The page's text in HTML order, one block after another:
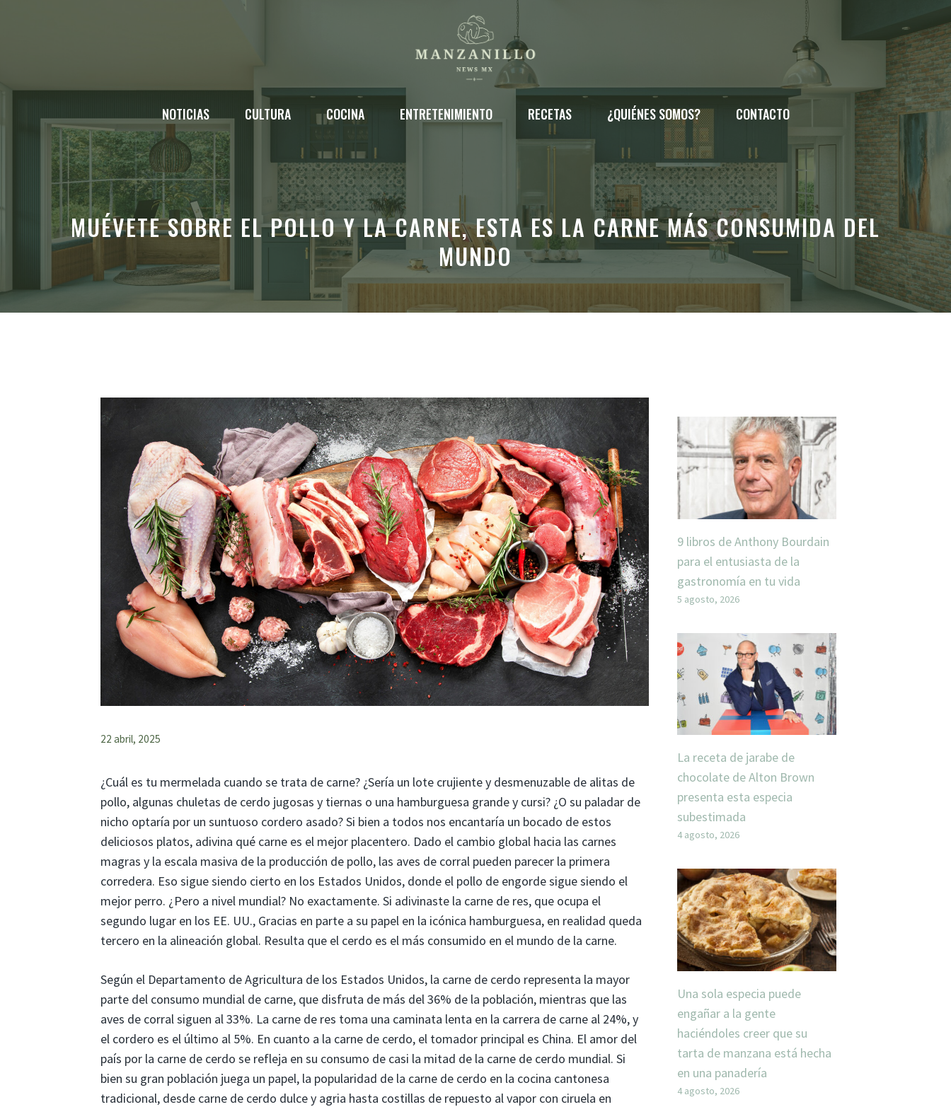
NOTICIAS CULTURA COCINA ENTRETENIMIENTO RECETAS ¿QUIÉNES SOMOS? CONTACTO
MUÉVETE SOBRE EL POLLO Y LA CARNE, ESTA ES LA CARNE MÁS CONSUMIDA DEL
MUNDO
22 abril, 2025
¿Cuál es tu mermelada cuando se trata de carne? ¿Sería un lote crujiente y desmenuzable de alitas de
pollo, algunas chuletas de cerdo jugosas y tiernas o una hamburguesa grande y cursi? ¿O su paladar de
nicho optaría por un suntuoso cordero asado? Si bien a todos nos encantaría un bocado de estos
deliciosos platos, adivina qué carne es el mejor placentero. Dado el cambio global hacia las carnes
magras y la escala masiva de la producción de pollo, las aves de corral pueden parecer la primera
corredera. Eso sigue siendo cierto en los Estados Unidos, donde el pollo de engorde sigue siendo el
mejor perro. ¿Pero a nivel mundial? No exactamente. Si adivinaste la carne de res, que ocupa el
segundo lugar en los EE. UU., Gracias en parte a su papel en la icónica hamburguesa, en realidad queda
tercero en la alineación global. Resulta que el cerdo es el más consumido en el mundo de la carne.
Según el Departamento de Agricultura de los Estados Unidos, la carne de cerdo representa la mayor
parte del consumo mundial de carne, que disfruta de más del 36% de la población, mientras que las
aves de corral siguen al 33%. La carne de res toma una caminata lenta en la carrera de carne al 24%, y
el cordero es el último al 5%. En cuanto a la carne de cerdo, el tomador principal es China. El amor del
país por la carne de cerdo se refleja en su consumo de casi la mitad de la carne de cerdo mundial. Si
bien su gran población juega un papel, la popularidad de la carne de cerdo en la cocina cantonesa
tradicional, desde carne de cerdo dulce y agria hasta costillas de repuesto al vapor con ciruela en
9 libros de Anthony Bourdain
para el entusiasta de la
gastronomía en tu vida
5 agosto, 2026
La receta de jarabe de
chocolate de Alton Brown
presenta esta especia
subestimada
4 agosto, 2026
Una sola especia puede
engañar a la gente
haciéndoles creer que su
tarta de manzana está hecha
en una panadería
4 agosto, 2026